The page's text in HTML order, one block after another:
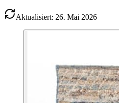
Aktualisiert: 26. Mai 2026